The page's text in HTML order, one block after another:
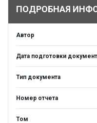
ПОДРОБНАЯ
Автор
Дата подготовки
Тип документа
Номер отчета
Том